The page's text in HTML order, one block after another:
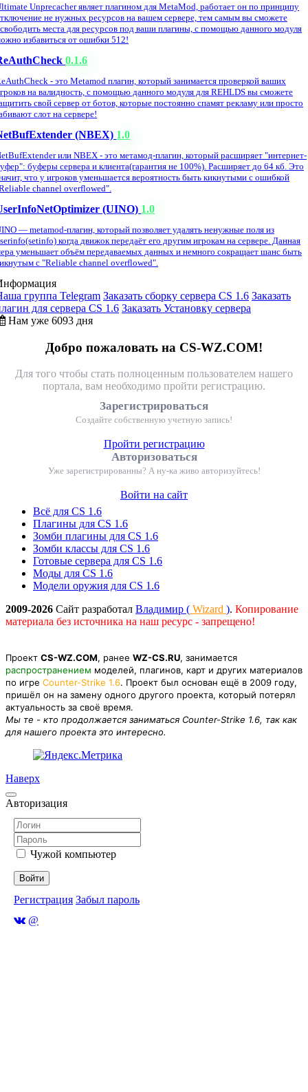
Unprecacher являет плагином для MetaMod, работает он по принципу
не нужных ресурсов на вашем сервере, тем самым вы сможете
места для ресурсов под ваши плагины, с помощью данного модуля
избавиться от ошибки 512!
0.1.6
- это Metamod плагин, который занимается проверкой ваших
на валидность, с помощью данного модуля для REHLDS вы сможете
свой сервер от ботов, которые постоянно спамят рекламу или просто
слот на сервере!
(NBEX) 1.0
или NBEX - это метамод-плагин, который расширяет "интернет-
буферы сервера и клиента(гарантия не 100%). Расширяет до 64 кб. Это
что у игроков уменьшается вероятность быть кикнутыми с ошибкой
channel overflowed".
(UINO) 1.0
— metamod-плагин, который позволяет удалять ненужные поля из
когда движок передаёт его другим игрокам на сервере. Данная
уменьшает объём передаваемых данных и немного сокращает шанс быть
с "Reliable channel overflowed".
группа Telegram Заказать сборку сервера CS 1.6 Заказать
для сервера CS 1.6 Заказать Установку сервера
Нам уже 6093 дня
Добро пожаловать на CS-WZ.COM!
Для того чтобы стать полноценным пользователем нашего
портала, вам необходимо пройти регистрацию.
Зарегистрироваться
Создайте собственную учетную запись!
Пройти регистрацию
Авторизоваться
Уже зарегистрированны? А ну-ка живо авторизуйтесь!
Войти на сайт
Всё для CS 1.6
Плагины для CS 1.6
Зомби плагины для CS 1.6
Зомби классы для CS 1.6
Готовые сервера для CS 1.6
Моды для CS 1.6
Модели оружия для CS 1.6
2009-2026 Сайт разработал Владимир ( Wizard ). Копирование
материала без источника на наш ресурс - запрещено!
Проект CS-WZ.COM, ранее WZ-CS.RU, занимается
распространением моделей, плагинов, карт и других материалов
по игре Counter-Strike 1.6. Проект был основан ещё в 2009 году,
пришёл он на замену одного другого проекта, который потерял
актуальность за своё время.
Мы те - кто продолжается заниматься Counter-Strike 1.6, так как
для нашего проекта это интересно.
Наверх
Авторизация
Чужой компьютер
Войти
Регистрация Забыл пароль
@